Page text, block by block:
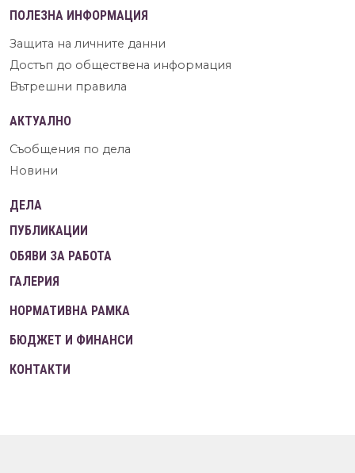
ПОЛЕЗНА ИНФОРМАЦИЯ
Защита на личните данни
Достъп до обществена информация
Вътрешни правила
АКТУАЛНО
Съобщения по дела
Новини
ДЕЛА
ПУБЛИКАЦИИ
ОБЯВИ ЗА РАБОТА
ГАЛЕРИЯ
НОРМАТИВНА РАМКА
БЮДЖЕТ И ФИНАНСИ
КОНТАКТИ